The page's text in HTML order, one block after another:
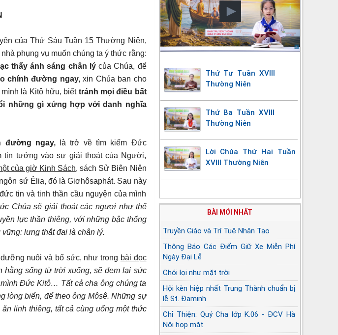
của Thứ Sáu Tuần 15 Thường Niên,
phụng vụ muốn chúng ta ý thức rằng:
thấy ánh sáng chân lýcủa Chúa, để
chính đường ngay,xin Chúa ban cho
là Kitô hữu, biết tránh mọi điều bất
những gì xứng hợp với danh nghĩa
đường ngay,
là trở về tìm kiếm Đức
tin tưởng vào sự giải thoát của Người,
của giờ Kinh Sách, sách Sử Biên Niên
sứ Êlia, đó là Giơhôsaphát. Sau này
tin và tinh thần cầu nguyện của mình
Chúa sẽ giải thoát các ngươi như thế
lực thần thiêng, với những bậc thống
lưng thắt đai là chân lý.
nuôi và bổ sức, như trong bài đọc
hằng sống từ trời xuống, sẽ đem lại sức
Đức Kitô… Tất cả cha ông chúng ta
lòng biển, để theo ông Môsê. Những sự
linh thiêng, tất cả cùng uống một thức
Thứ Tư Tuần XVIII
Thường Niên
Thứ Ba Tuần XVIII
Thường Niên
Lời Chúa Thứ Hai Tuần
XVIII Thường Niên
BÀI MỚI NHẤT
Truyền Giáo và Trí Tuệ Nhân Tạo
Thông Báo Các Điểm Giữ Xe Miễn Phí
Ngày Đại Lễ
Chói lọi như mặt trời
Hội kèn hiệp nhất Trung Thành chuẩn bị
lễ St. Đaminh
Chỉ Thiện: Quý Cha lớp K.06 - ĐCV Hà
Nội họp mặt